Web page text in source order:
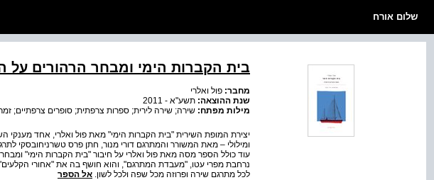
שלום אורח
בית הקברות הימי ומבחר הרהורים על
מחבר: פול ואלרי
שנת ההוצאה: תשע"א - 2011
מילות מפתח: שירה; שירה לירית; ספרות צרפתית; סופרים צרפתיים;
יצירת המופת השירית "בית הקברות הימי" מאת פול ואלרי, אחד מענקי
ומילולי – מאת המשורר והמתרגם דורי מנור, חתן פרס טשרניחובסקי
עוד כולל הספר מסה מאת פול ואלרי על חיבור "בית הקברות הימי"
נרחבת מפרי עטו, "מעבדת המתרגם", והוא חושף בה את "אחורי
לכל מתרגם שירה ופרוזה מכל שפה ולכל לשון. אל הספר